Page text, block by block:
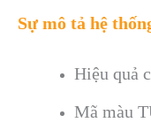
Sự mô tả hệ
Hiệu quả
Mã màu